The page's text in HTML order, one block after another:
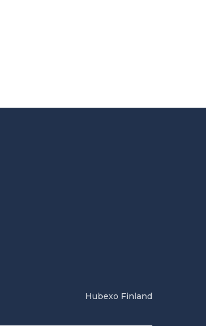
Hubexo Finland